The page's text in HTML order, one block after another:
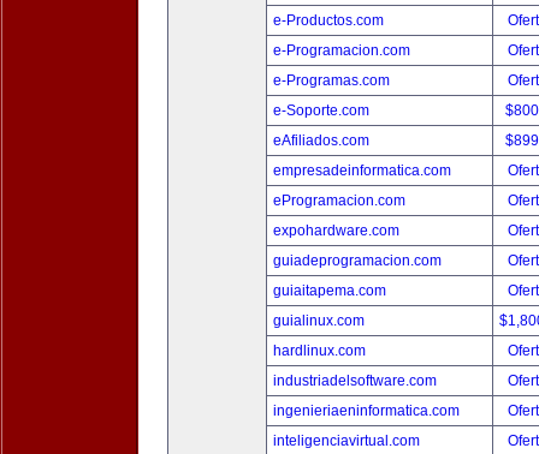
e-Productos.com
e-Programacion.com
e-Programas.com
e-Soporte.com
eAfiliados.com
empresadeinformatica.com
eProgramacion.com
expohardware.com
guiadeprogramacion.com
guiaitapema.com
guialinux.com
hardlinux.com
industriadelsoftware.com
ingenieriaeninformatica.com
inteligenciavirtual.com